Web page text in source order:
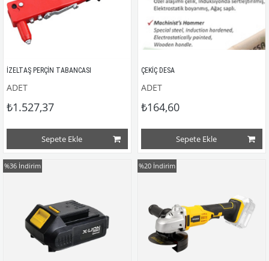
İZELTAŞ PERÇİN TABANCASI
ADET
₺1.527,37
Sepete Ekle
ÇEKİÇ DESA
ADET
₺164,60
Sepete Ekle
%36 İndirim %20 İndirim